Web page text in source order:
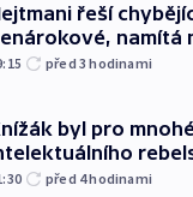
řeší
namítá
před 3hodinami
byl pro
před 4hodinami